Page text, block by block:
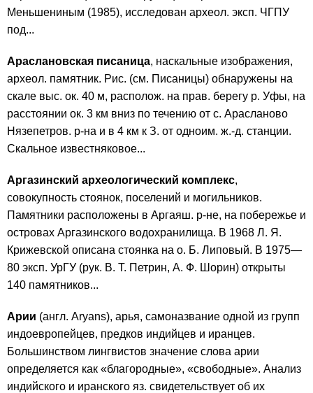
Меньшениным (1985), исследован археол. эксп. ЧГПУ
под...
Араслановская писаница, наскальные изображения,
археол. памятник. Рис. (см. Писаницы) обнаружены на
скале выс. ок. 40 м, располож. на прав. берегу р. Уфы, на
расстоянии ок. 3 км вниз по течению от с. Арасланово
Нязепетров. р-на и в 4 км к З. от одноим. ж.-д. станции.
Скальное известняковое...
Аргазинский археологический комплекс,
совокупность стоянок, поселений и могильников.
Памятники расположены в Аргаяш. р-не, на побережье и
островах Аргазинского водохранилища. В 1968 Л. Я.
Крижевской описана стоянка на о. Б. Липовый. В 1975—
80 эксп. УрГУ (рук. В. Т. Петрин, А. Ф. Шорин) открыты
140 памятников...
Арии (англ. Aryans), арья, самоназвание одной из групп
индоевропейцев, предков индийцев и иранцев.
Большинством лингвистов значение слова арии
определяется как «благородные», «свободные». Анализ
индийского и иранского яз. свидетельствует об их